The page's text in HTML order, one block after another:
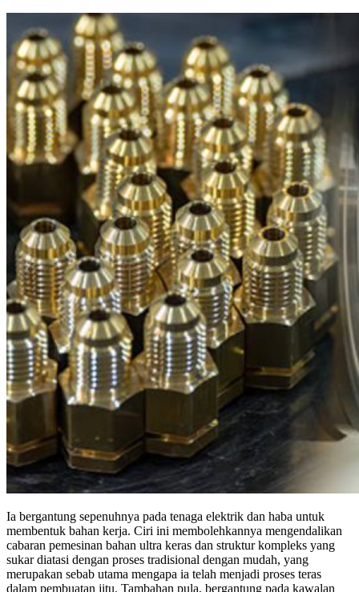
Ia bergantung sepenuhnya pada tenaga elektrik dan haba untuk
membentuk bahan kerja. Ciri ini membolehkannya mengendalikan
cabaran pemesinan bahan ultra keras dan struktur kompleks yang
sukar diatasi dengan proses tradisional dengan mudah, yang
merupakan sebab utama mengapa ia telah menjadi proses teras
dalam pembuatan jitu. Tambahan pula, bergantung pada kawalan